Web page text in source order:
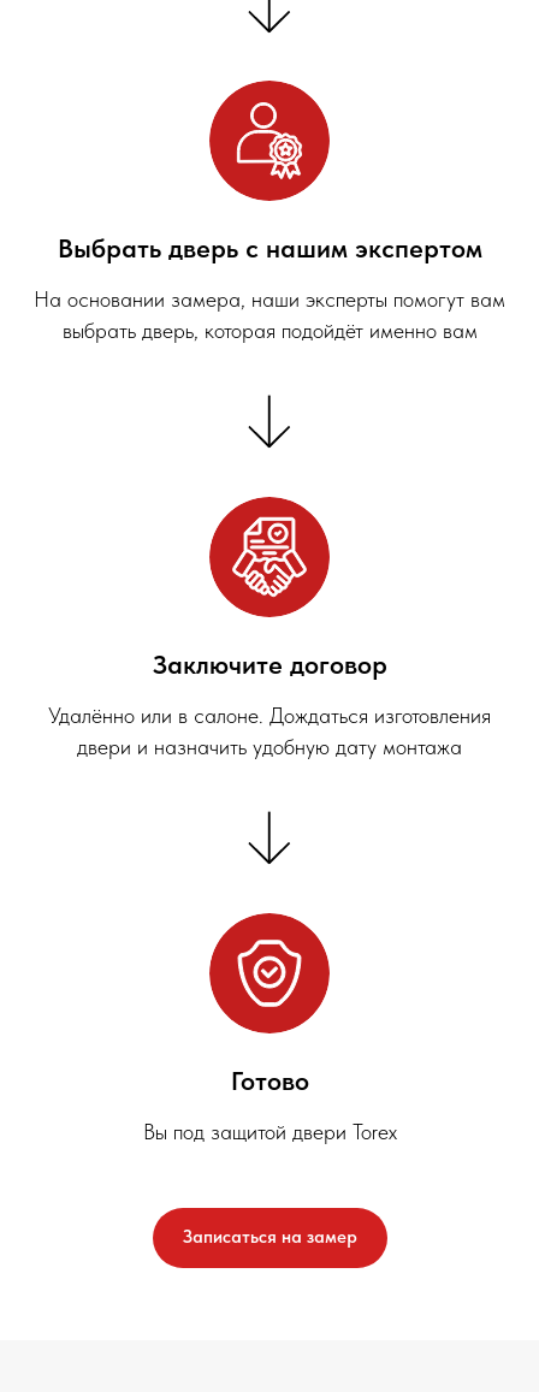
Выбрать дверь с нашим экспертом
На основании замера, наши эксперты помогут вам
выбрать дверь, которая подойдёт именно вам
Заключите договор
Удалённо или в салоне. Дождаться изготовления
двери и назначить удобную дату монтажа
Готово
Вы под защитой двери Torex
Записаться на замер